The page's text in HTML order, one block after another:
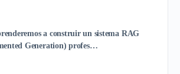
a construir un sistema RAG
Generation) profes…